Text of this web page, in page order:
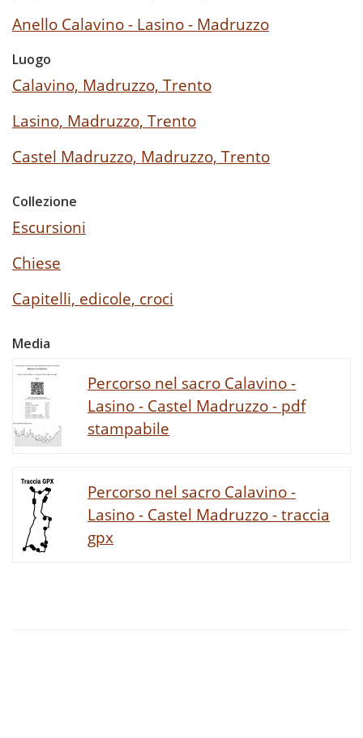
Anello Calavino - Lasino - Madruzzo
Luogo
Calavino, Madruzzo, Trento
Lasino, Madruzzo, Trento
Castel Madruzzo, Madruzzo, Trento
Collezione
Escursioni
Chiese
Capitelli, edicole, croci
Media
Percorso nel sacro Calavino -
Lasino - Castel Madruzzo - pdf
stampabile
Percorso nel sacro Calavino -
Lasino - Castel Madruzzo - traccia
gpx